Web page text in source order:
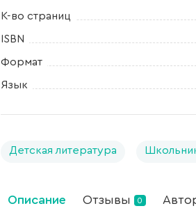
К-во страниц
ISBN
Формат
Язык
Детская литература
Описание Отзывы 0